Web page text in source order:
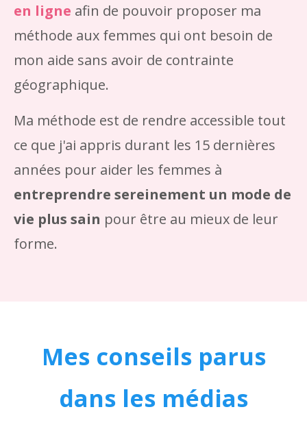
en ligne afin de pouvoir proposer ma
méthode aux femmes qui ont besoin de
mon aide sans avoir de contrainte
géographique.
Ma méthode est de rendre accessible tout
ce que j'ai appris durant les 15 dernières
années pour aider les femmes à
entreprendre sereinement un mode de
vie plus sain pour être au mieux de leur
forme.
Mes conseils parus
dans les médias